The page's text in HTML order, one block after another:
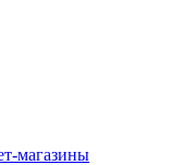
магазины